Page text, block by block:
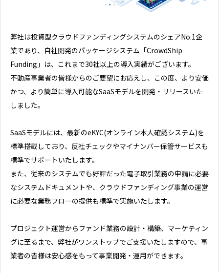
弊社は投資型クラウドファンディングシステムのシェアNo.1企
業であり、自社開発のパッケージシステム「CrowdShip
Funding」は、これまで30社以上の導入実績がございます。
不動産事業者の皆様からのご要望にお応えし、この度、より安価
かつ、より簡単に導入可能なSaaSモデルを開発・リリースいた
しました。
SaaSモデルには、最新のeKYC(オンライン本人確認システム)を
標準搭載しており、反社チェックやマイナンバー保管サービスも
標準でサポートいたします。
また、従来のシステムでも好評だった電子取引業務の申請に必要
なシステムドキュメントや、クラウドファンディング事業の運営
に必要な業務フローの提供も標準で実施いたします。
プロジェクト運営からファンド業務の設計・構築、マーケティン
グに至るまで、弊社がワンストップでご支援いたしますので、事
業者の皆様は安心感をもって事業開発・運用ができます。